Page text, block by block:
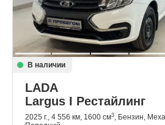
В наличии
LADA
Largus I Рестайлинг
2025 г., 4 556 км, 1600 см3, Бензин,